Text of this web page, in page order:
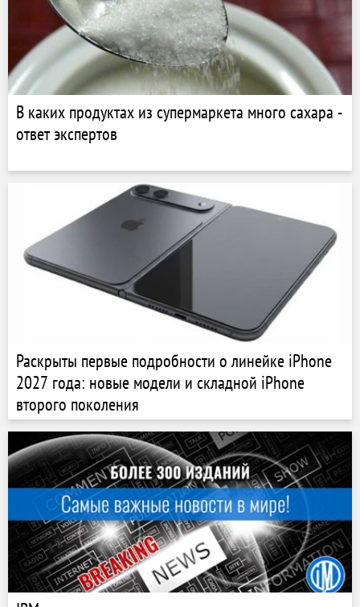
В каких продуктах из супермаркета много сахара -
ответ экспертов
Раскрыты первые подробности о линейке iPhone
2027 года: новые модели и складной iPhone
второго поколения